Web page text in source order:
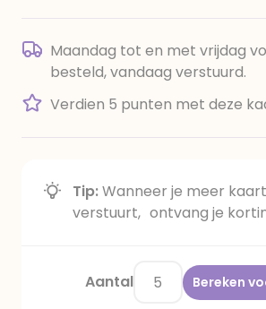
Maandag tot en met vrijdag
besteld, vandaag verstuurd.
Verdien 5 punten met deze
Tip:Wanneer je meer
verstuurt, ontvang je
Aantal Bereken